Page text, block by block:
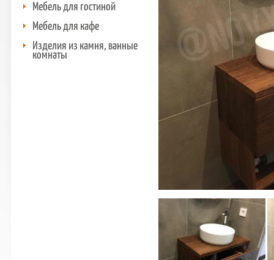
Мебель для гостиной
Мебель для кафе
Изделия из камня, ванные
комнаты